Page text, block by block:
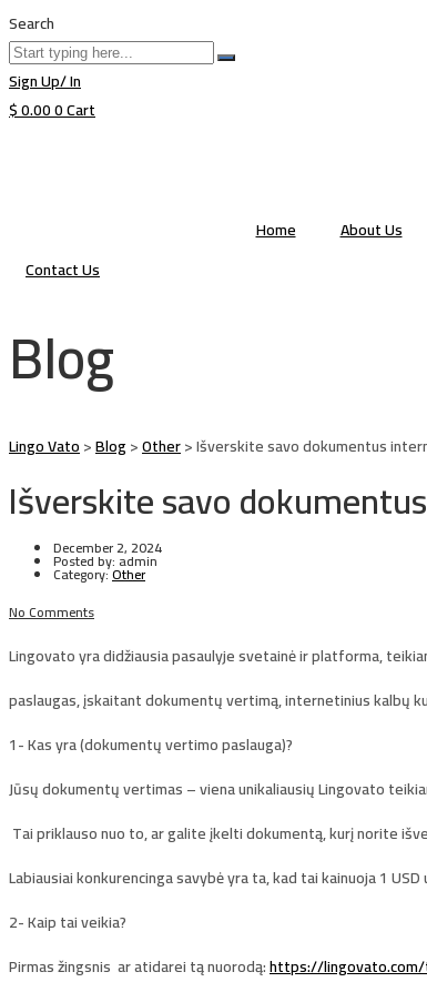
Search
Sign Up/ In
$0.000Cart
Home About Us
Contact Us
Blog
Lingo Vato>Blog>Other>Išverskite savo dokumentus
Išverskite savo
December 2, 2024
Posted by:admin
Category:Other
No Comments
Lingovatoyra didžiausia pasaulyje svetainė ir platforma,
paslaugas, įskaitant dokumentų vertimą, internetinius kalbų
1-Kas yra (dokumentų vertimo paslauga)?
Jūsų dokumentų vertimas – viena unikaliausių Lingovato
Tai priklauso nuo to, ar galite įkelti dokumentą, kurį norite
Labiausiai konkurencinga savybė yra ta, kad tai kainuoja1
2-Kaip tai veikia?
Pirmas žingsnis ar atidarei tą nuorodą:https://